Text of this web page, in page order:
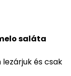
saláta
és csak